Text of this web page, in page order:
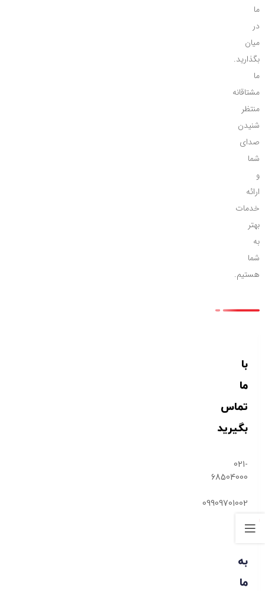
ما
در
میان
بگذارید.
ما
مشتاقانه
منتظر
شنیدن
صدای
شما
و
ارائه
خدمات
بهتر
به
شما
هستیم.
با
ما
تماس
بگیرید
021-
68504000
09909701002
به
ما